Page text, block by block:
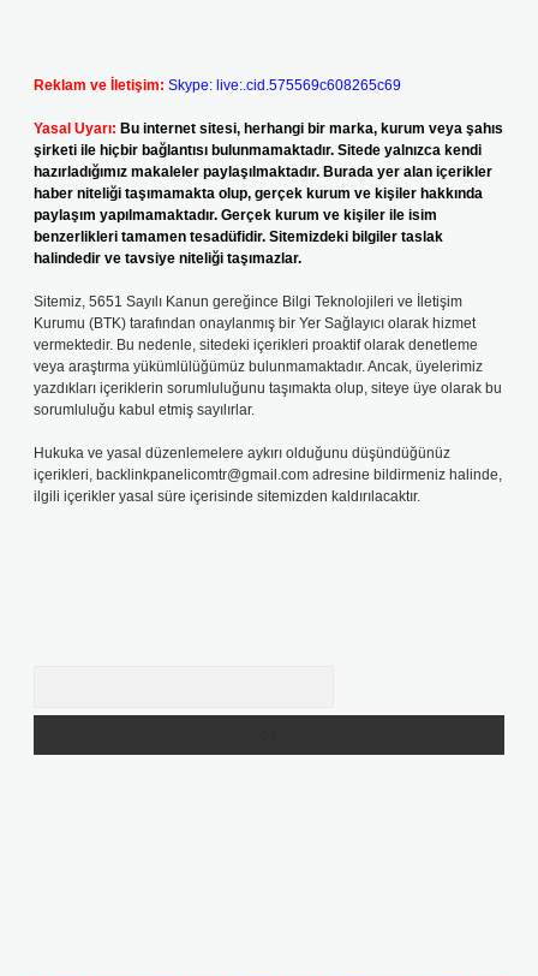
Reklam ve İletişim: Skype: live:.cid.575569c608265c69
Yasal Uyarı: Bu internet sitesi, herhangi bir marka, kurum veya şahıs
şirketi ile hiçbir bağlantısı bulunmamaktadır. Sitede yalnızca kendi
hazırladığımız makaleler paylaşılmaktadır. Burada yer alan içerikler
haber niteliği taşımamakta olup, gerçek kurum ve kişiler hakkında
paylaşım yapılmamaktadır. Gerçek kurum ve kişiler ile isim
benzerlikleri tamamen tesadüfidir. Sitemizdeki bilgiler taslak
halindedir ve tavsiye niteliği taşımazlar.
Sitemiz, 5651 Sayılı Kanun gereğince Bilgi Teknolojileri ve İletişim
Kurumu (BTK) tarafından onaylanmış bir Yer Sağlayıcı olarak hizmet
vermektedir. Bu nedenle, sitedeki içerikleri proaktif olarak denetleme
veya araştırma yükümlülüğümüz bulunmamaktadır. Ancak, üyelerimiz
yazdıkları içeriklerin sorumluluğunu taşımakta olup, siteye üye olarak bu
sorumluluğu kabul etmiş sayılırlar.
Hukuka ve yasal düzenlemelere aykırı olduğunu düşündüğünüz
içerikleri, backlinkpanelicomtr@gmail.com adresine bildirmeniz halinde,
ilgili içerikler yasal süre içerisinde sitemizden kaldırılacaktır.